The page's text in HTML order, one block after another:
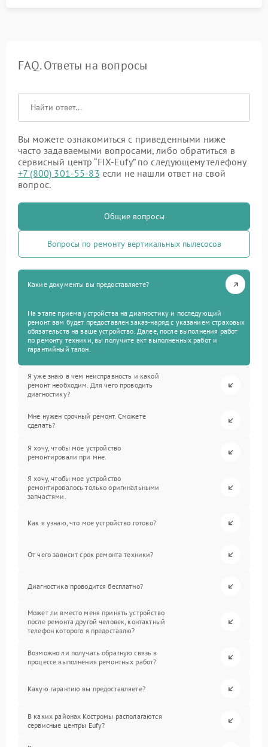
FAQ. Ответы на вопросы
Вы можете ознакомиться с приведенными ниже
часто задаваемыми вопросами, либо обратиться в
сервисный центр “FIX-Eufy” по следующему телефону
+7 (800) 301-55-83 если не нашли ответ на свой
вопрос.
Общие вопросы
Вопросы по ремонту вертикальных пылесосов
Какие документы вы предоставляете?
На этапе приема устройства на диагностику и последующий
ремонт вам будет предоставлен заказ-наряд с указанием страховых
обязательств на ваше устройство. Далее, после выполнения работ
по ремонту техники, вы получите акт выполненных работ и
гарантийный талон.
Я уже знаю в чем неисправность и какой
ремонт необходим. Для чего проводить
диагностику?
Мне нужен срочный ремонт. Сможете
сделать?
Я хочу, чтобы мое устройство
ремонтировали при мне.
Я хочу, чтобы мое устройство
ремонтировалось только оригинальными
запчастями.
Как я узнаю, что мое устройство готово?
От чего зависит срок ремонта техники?
Диагностика проводится бесплатно?
Может ли вместо меня принять устройство
после ремонта другой человек, контактный
телефон которого я предоставлю?
Возможно ли получать обратную связь в
процессе выполнения ремонтных работ?
Какую гарантию вы предоставляете?
В каких районах Костромы располагаются
сервисные центры Eufy?